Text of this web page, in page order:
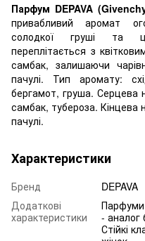
Парфум DEPAVA
привабливий аромат
солодкої груші та
переплітається з
самбак, залишаючи
пачулі. Тип аромату:
бергамот, груша. Серцева
самбак, тубероза. Кінцева
пачулі.
Характеристики
Бренд
DEPAVA
Додаткові
характеристики
Парфуми
- аналог
Стійкі